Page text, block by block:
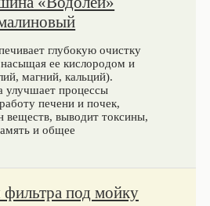
глубокую очистку
ее кислородом и
магний, кальций).
улучшает процессы
печени и почек,
веществ, выводит токсины,
и общее
под мойку